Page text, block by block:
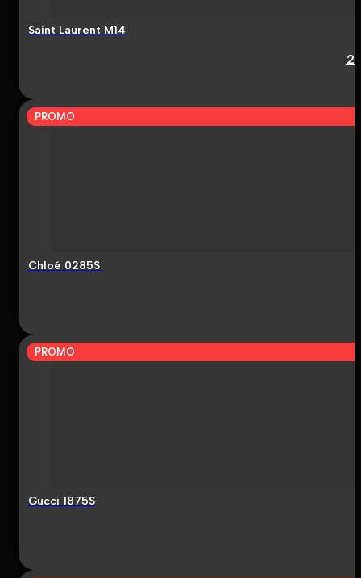
Saint Laurent M14
PROMO
Chloé 0285S
PROMO
Gucci 1875S